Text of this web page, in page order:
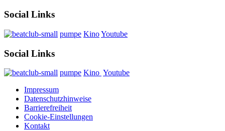
Social Links
pumpe KinoYoutube
Social Links
pumpe Kino Youtube
Impressum
Datenschutzhinweise
Barrierefreiheit
Cookie-Einstellungen
Kontakt